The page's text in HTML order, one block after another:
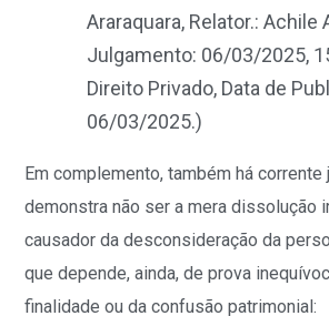
Araraquara, Relator.: Achile
Julgamento: 06/03/2025,
Direito Privado, Data de
06/03/2025.)
Em complemento, também há
demonstra não ser a mera dissolução
causador da desconsideração da
que depende, ainda, de prova
finalidade ou da confusão patrimonial: